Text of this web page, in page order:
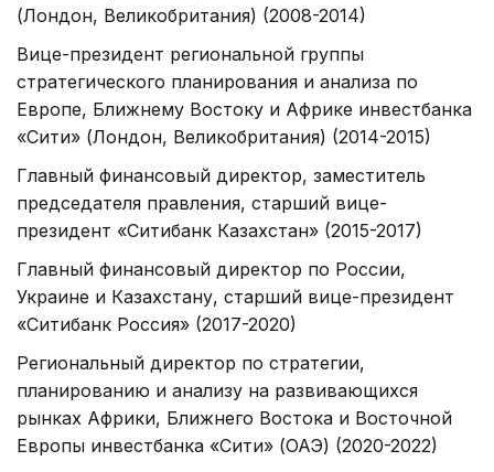
(Лондон, Великобритания) (2008-2014)
Вице-президент региональной группы
стратегического планирования и анализа по
Европе, Ближнему Востоку и Африке инвестбанка
«Сити» (Лондон, Великобритания) (2014-2015)
Главный финансовый директор, заместитель
председателя правления, старший вице-
президент «Ситибанк Казахстан» (2015-2017)
Главный финансовый директор по России,
Украине и Казахстану, старший вице-президент
«Ситибанк Россия» (2017-2020)
Региональный директор по стратегии,
планированию и анализу на развивающихся
рынках Африки, Ближнего Востока и Восточной
Европы инвестбанка «Сити» (ОАЭ) (2020-2022)